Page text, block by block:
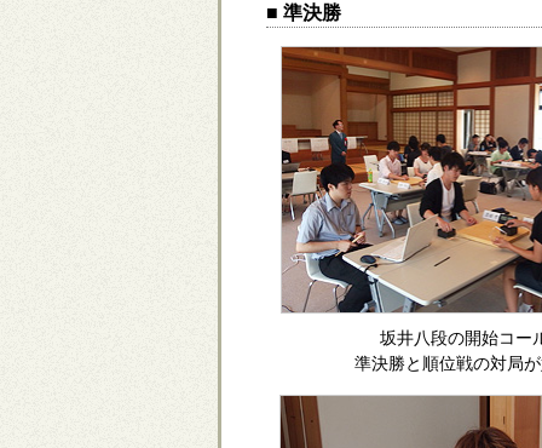
■ 準決勝
坂井八段の開始コー
準決勝と順位戦の対局